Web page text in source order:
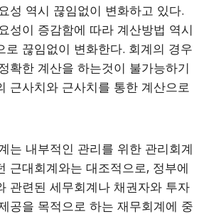
성 역시 끊임없이 변화하고 있다.
성이 증감함에 따라 계산방법 역시
로 끊임없이 변화한다. 회계의 경우
확한 계산을 하는것이 불가능하기
근사치와 근사치를 통한 계산으로
는 내부적인 관리를 위한 관리회계
근대회계와는 대조적으로, 정부에
관련된 세무회계나 채권자와 투자
공을 목적으로 하는 재무회계에 중